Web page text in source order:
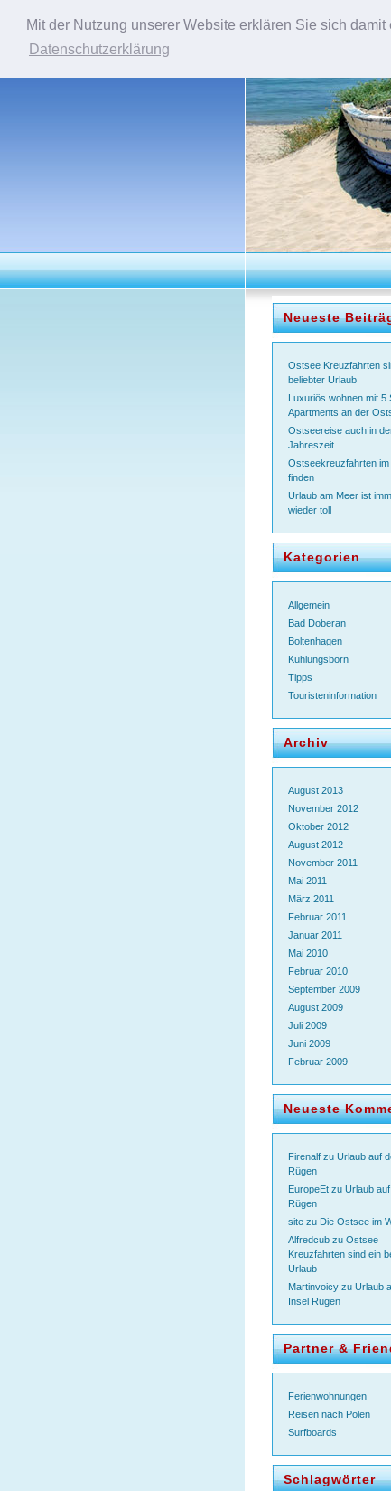
Mit der Nutzung unserer Website erklären Sie sich
Datenschutzerklärung
Neueste
Ostsee Kreuzfahrten
beliebter Urlaub
Luxuriös wohnen mit 5
Apartments an der
Ostseereise auch in
Jahreszeit
Ostseekreuzfahrten im
finden
Urlaub am Meer ist
wieder toll
Kategorien
Allgemein
Bad Doberan
Boltenhagen
Kühlungsborn
Tipps
Touristeninformation
Archiv
August 2013
November 2012
Oktober 2012
August 2012
November 2011
Mai 2011
März 2011
Februar 2011
Januar 2011
Mai 2010
Februar 2010
September 2009
August 2009
Juli 2009
Juni 2009
Februar 2009
Neueste
Firenalf zu Urlaub auf
Rügen
EuropeEt zu Urlaub
Rügen
site zu Die Ostsee im
Alfredcub zu Ostsee
Kreuzfahrten sind ein
Urlaub
Martinvoicy zu Urlaub
Insel Rügen
Partner &
Ferienwohnungen
Reisen nach Polen
Surfboards
Schlagwörter